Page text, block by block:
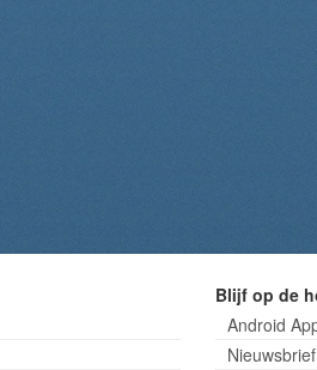
Blijf op de
Android
Nieuwsbrief